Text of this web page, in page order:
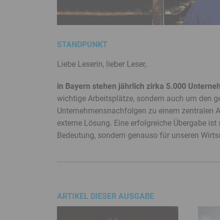
STANDPUNKT
Liebe Leserin, lieber Leser,
in Bayern stehen jährlich zirka 5.000
wichtige Arbeitsplätze, sondern auch um den
Unternehmens­nachfolgen zu einem zentralen
externe Lösung. Eine erfolgreiche Übergabe
Bedeutung, sondern genauso für unseren
ARTIKEL DIESER AUSGABE